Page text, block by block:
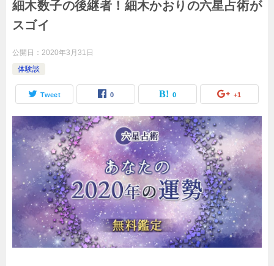
細木数子の後継者！細木かおりの六星占術が
スゴイ
公開日： 2020年3月31日
体験談
Tweet 0 0 +1